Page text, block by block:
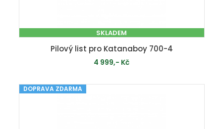
SKLADEM
Pilový list pro Katanaboy 700-4
4 999,- Kč
DOPRAVA ZDARMA